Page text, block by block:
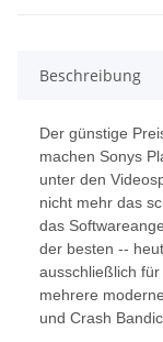
Beschreibung
Der günstige
machen Sonys
unter den
nicht mehr das
das
der besten --
ausschließlich
mehrere
und Crash